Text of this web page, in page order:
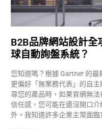
B2B品牌網站設計
球自動詢盤系統？
您知道嗎？根據 Gartner 的最
更偏好「無業務代表」的自
尋您的產品時，如果官網無
信任感，您可能在還沒開口
外。我知道許多企業主常面